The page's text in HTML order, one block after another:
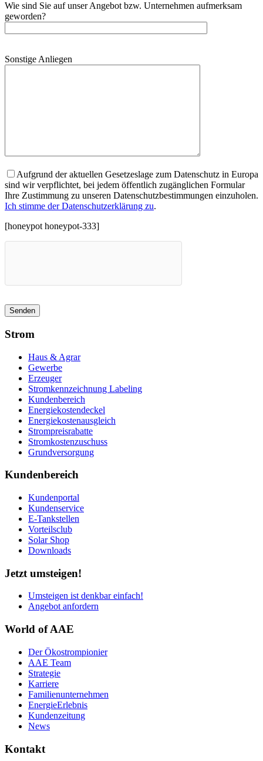
Wie sind Sie auf unser Angebot bzw. Unternehmen aufmerksam
geworden?
Sonstige Anliegen
Aufgrund der aktuellen Gesetzeslage zum Datenschutz in Europa
sind wir verpflichtet, bei jedem öffentlich zugänglichen Formular
Ihre Zustimmung zu unseren Datenschutzbestimmungen einzuholen.
Ich stimme der Datenschutzerklärung zu.
[honeypot honeypot-333]
Strom
Haus & Agrar
Gewerbe
Erzeuger
Stromkennzeichnung Labeling
Kundenbereich
Energiekostendeckel
Energiekostenausgleich
Strompreisrabatte
Stromkostenzuschuss
Grundversorgung
Kundenbereich
Kundenportal
Kundenservice
E-Tankstellen
Vorteilsclub
Solar Shop
Downloads
Jetzt umsteigen!
Umsteigen ist denkbar einfach!
Angebot anfordern
World of AAE
Der Ökostrompionier
AAE Team
Strategie
Karriere
Familienunternehmen
EnergieErlebnis
Kundenzeitung
News
Kontakt